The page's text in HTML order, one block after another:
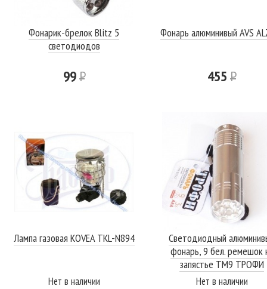
Фонарик-брелок Blitz 5
светодиодов
99Р
Фонарь алюминивый AVS
455Р
Лампа газовая KOVEA TKL-N894
Нет в наличии
Светодиодный
фонарь, 9 бел. ремешок
запястье TМ9 ТРОФИ
Нет в наличии